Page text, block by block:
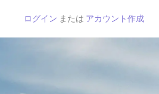
ログイン または アカウント作成